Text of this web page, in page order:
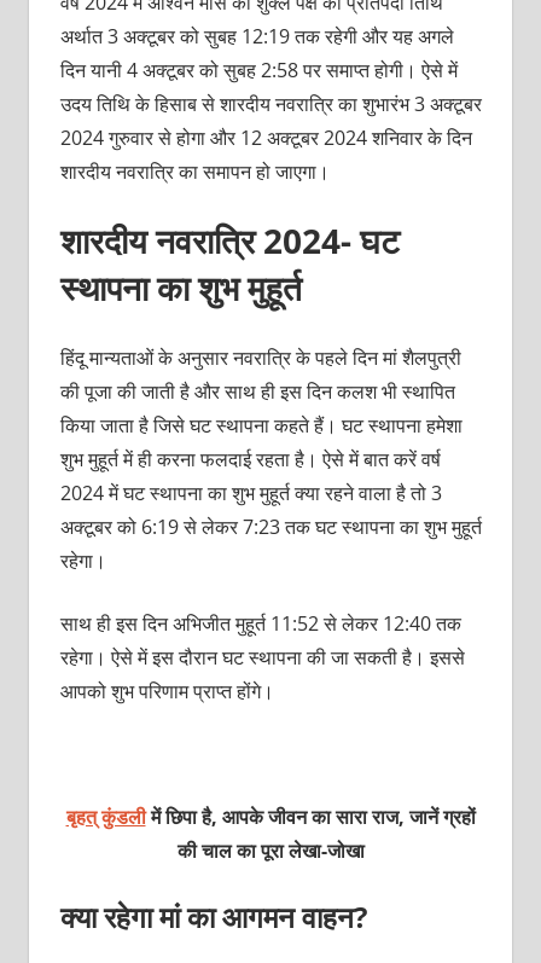
अर्थात 3 अक्टूबर को सुबह 12:19 तक रहेगी और यह अगले
दिन यानी 4 अक्टूबर को सुबह 2:58 पर समाप्त होगी। ऐसे में
उदय तिथि के हिसाब से शारदीय नवरात्रि का शुभारंभ 3 अक्टूबर
2024 गुरुवार से होगा और 12 अक्टूबर 2024 शनिवार के दिन
शारदीय नवरात्रि का समापन हो जाएगा।
शारदीय नवरात्रि 2024- घट
स्थापना का शुभ मुहूर्त
हिंदू मान्यताओं के अनुसार नवरात्रि के पहले दिन मां शैलपुत्री
की पूजा की जाती है और साथ ही इस दिन कलश भी स्थापित
किया जाता है जिसे घट स्थापना कहते हैं। घट स्थापना हमेशा
शुभ मुहूर्त में ही करना फलदाई रहता है। ऐसे में बात करें वर्ष
2024 में घट स्थापना का शुभ मुहूर्त क्या रहने वाला है तो 3
अक्टूबर को 6:19 से लेकर 7:23 तक घट स्थापना का शुभ मुहूर्त
रहेगा।
साथ ही इस दिन अभिजीत मुहूर्त 11:52 से लेकर 12:40 तक
रहेगा। ऐसे में इस दौरान घट स्थापना की जा सकती है। इससे
आपको शुभ परिणाम प्राप्त होंगे।
बृहत् कुंडलीमें छिपा है, आपके जीवन का सारा राज, जानें ग्रहों
की चाल का पूरा लेखा-जोखा
क्या रहेगा मां का आगमन वाहन?